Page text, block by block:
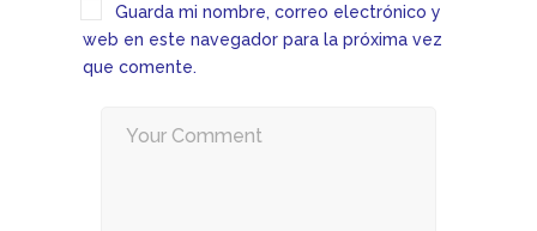
Guarda mi nombre, correo electrónico y
web en este navegador para la próxima vez
que comente.